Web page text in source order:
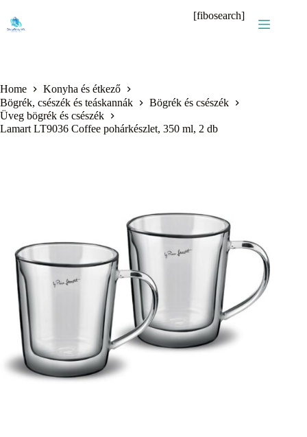
content
[fibosearch]
Home
Konyha és étkező
Bögrék, csészék és teáskannák
Bögrék és csészék
Üveg bögrék és csészék
Lamart LT9036 Coffee pohárkészlet, 350 ml, 2 db